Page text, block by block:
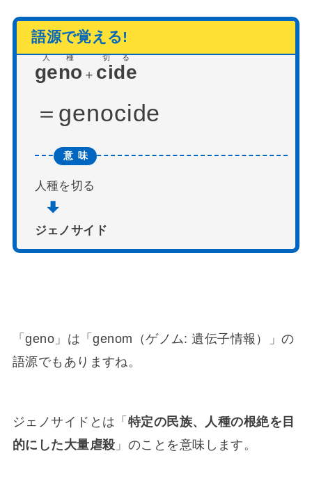
geno
人種
＋ cide
切る
genocide
人種を切る
ジェノサイド
「geno」は「genom（ゲノム: 遺伝子情報）」の
語源でもありますね。
ジェノサイドとは「 特定の民族、人種の根絶を目
的にした大量虐殺 」のことを意味します。